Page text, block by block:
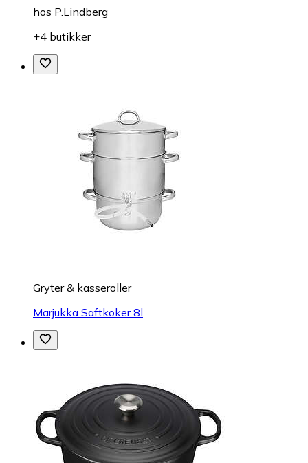
hos P.Lindberg
+4 butikker
Gryter & kasseroller
Marjukka Saftkoker 8l